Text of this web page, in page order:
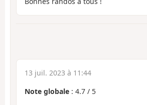
13 juil. 2023 à 11:44
Note globale : 4.7 / 5